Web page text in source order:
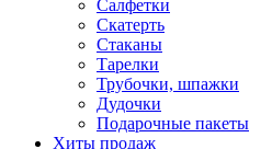
Салфетки
Скатерть
Стаканы
Тарелки
Трубочки, шпажки
Дудочки
Подарочные пакеты
Хиты продаж